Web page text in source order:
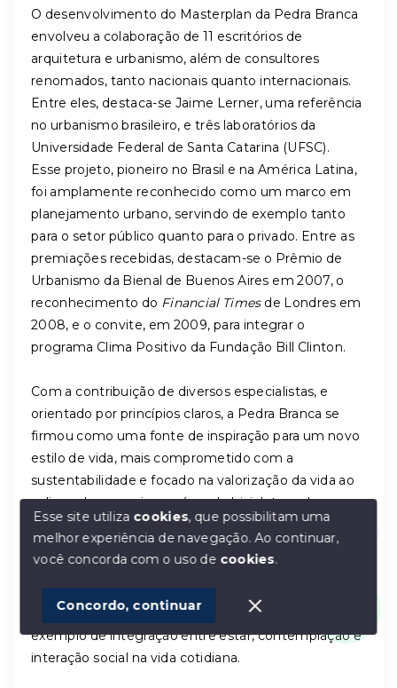
O desenvolvimento do Masterplan da Pedra Branca
envolveu a colaboração de 11 escritórios de
arquitetura e urbanismo, além de consultores
renomados, tanto nacionais quanto internacionais.
Entre eles, destaca-se Jaime Lerner, uma referência
no urbanismo brasileiro, e três laboratórios da
Universidade Federal de Santa Catarina (UFSC).
Esse projeto, pioneiro no Brasil e na América Latina,
foi amplamente reconhecido como um marco em
planejamento urbano, servindo de exemplo tanto
para o setor público quanto para o privado. Entre as
premiações recebidas, destacam-se o Prêmio de
Urbanismo da Bienal de Buenos Aires em 2007, o
reconhecimento do Financial Timesde Londres em
2008, e o convite, em 2009, para integrar o
programa Clima Positivo da Fundação Bill Clinton.
Com a contribuição de diversos especialistas, e
orientado por princípios claros, a Pedra Branca se
firmou como uma fonte de inspiração para um novo
estilo de vida, mais comprometido com a
sustentabilidade e focado na valorização da vida ao
ar livre, dos passeios a pé ou de bicicleta, e da
convivência cidadã.
voltado à qualificação dos espaços públicos, foi
fundamental para que o bairro se tornasse um
exemplo de integração entre estar, contemplação e
interação social na vida cotidiana.
Olá! Estamos disponíveis para te ajudar.
Esse site utiliza cookies, que possibilitam uma
melhor experiência de navegação.Ao continuar,
você concorda com o uso de cookies.
Concordo, continuar